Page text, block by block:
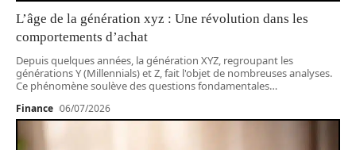
L’âge de la génération xyz : Une révolution dans les
comportements d’achat
Depuis quelques années, la génération XYZ, regroupant les
générations Y (Millennials) et Z, fait l'objet de nombreuses analyses.
Ce phénomène soulève des questions fondamentales…
Finance 06/07/2026